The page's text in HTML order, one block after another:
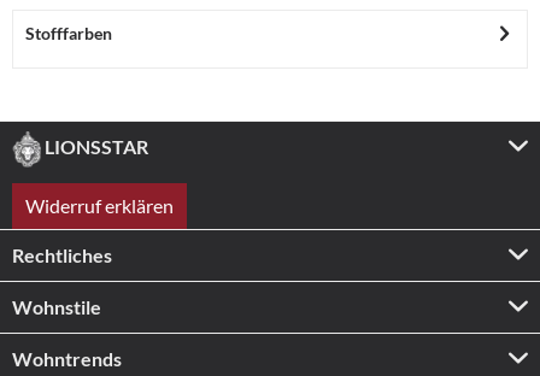
Stofffarben
LIONSSTAR
Widerruf erklären
Rechtliches
Wohnstile
Wohntrends